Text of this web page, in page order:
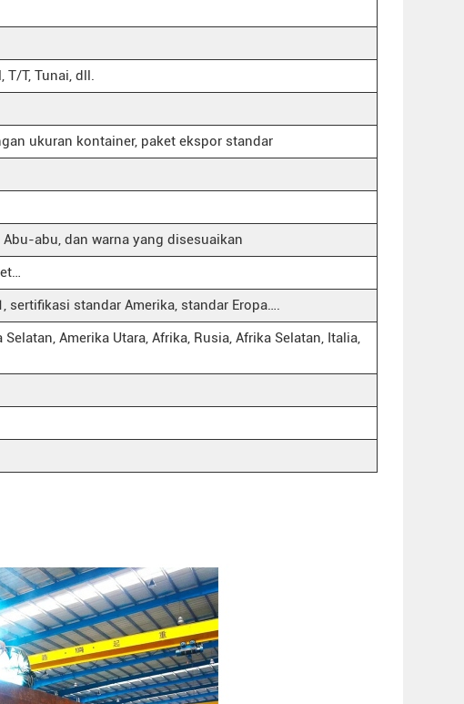
T/T, Tunai, dll.
ukuran kontainer, paket ekspor standar
abu, dan warna yang disesuaikan
sertifikasi standar Amerika, standar Eropa….
Amerika Utara, Afrika, Rusia, Afrika Selatan, Italia,